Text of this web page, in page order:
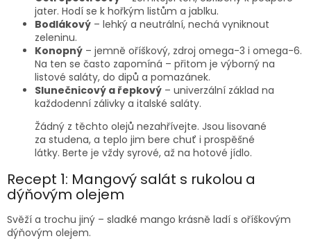
jater. Hodí se k hořkým listům a jablku.
Bodlákový – lehký a neutrální, nechá vyniknout
zeleninu.
Konopný – jemně oříškový, zdroj omega-3 i omega-6.
Na ten se často zapomíná – přitom je výborný na
listové saláty, do dipů a pomazánek.
Slunečnicový a řepkový – univerzální základ na
každodenní zálivky a italské saláty.
Žádný z těchto olejů nezahřívejte. Jsou lisované
za studena, a teplo jim bere chuť i prospěšné
látky. Berte je vždy syrové, až na hotové jídlo.
Recept 1: Mangový salát s rukolou a
dýňovým olejem
Svěží a trochu jiný – sladké mango krásně ladí s oříškovým
dýňovým olejem.